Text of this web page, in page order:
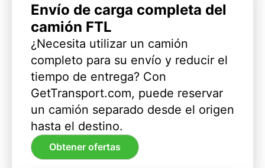
Envío de carga completa del
camión FTL
¿Necesita utilizar un camión
completo para su envío y reducir el
tiempo de entrega? Con
GetTransport.com, puede reservar
un camión separado desde el origen
hasta el destino.
Obtener ofertas